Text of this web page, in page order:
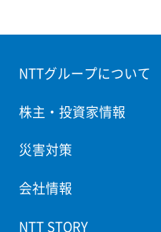
NTTグループについて
株主・投資家情報
災害対策
会社情報
NTT STORY